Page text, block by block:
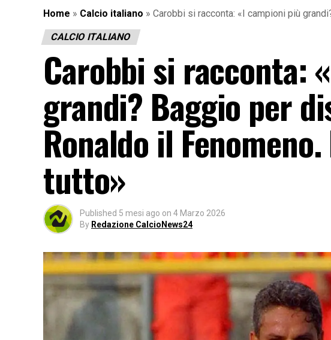
Home » Calcio italiano » Carobbi si racconta: «I campioni più
CALCIO ITALIANO
Carobbi si racconta:
grandi? Baggio per
Ronaldo il
tutto»
Published 5 mesi ago on 4 Marzo 2026
By Redazione CalcioNews24